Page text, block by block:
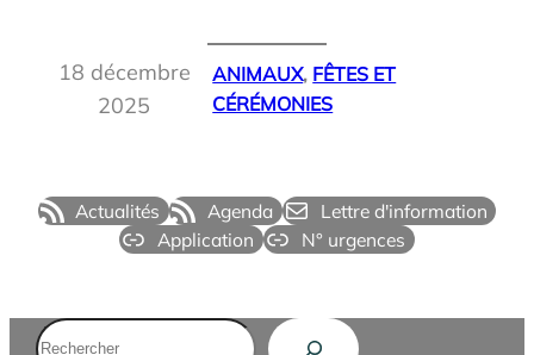
18 décembre
2025
ANIMAUX, FÊTES ET
CÉRÉMONIES
Actualités Agenda
Lettre d'information
Application
N° urgences
Rechercher